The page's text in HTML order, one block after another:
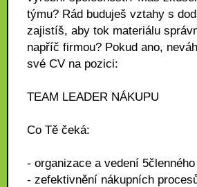
týmu? Rád buduješ vztahy s
zajistíš, aby tok materiálu
napříč firmou? Pokud ano,
své CV na pozici:
TEAM LEADER NÁKUPU
Co Tě čeká:
- organizace a vedení
- zefektivnění nákupních